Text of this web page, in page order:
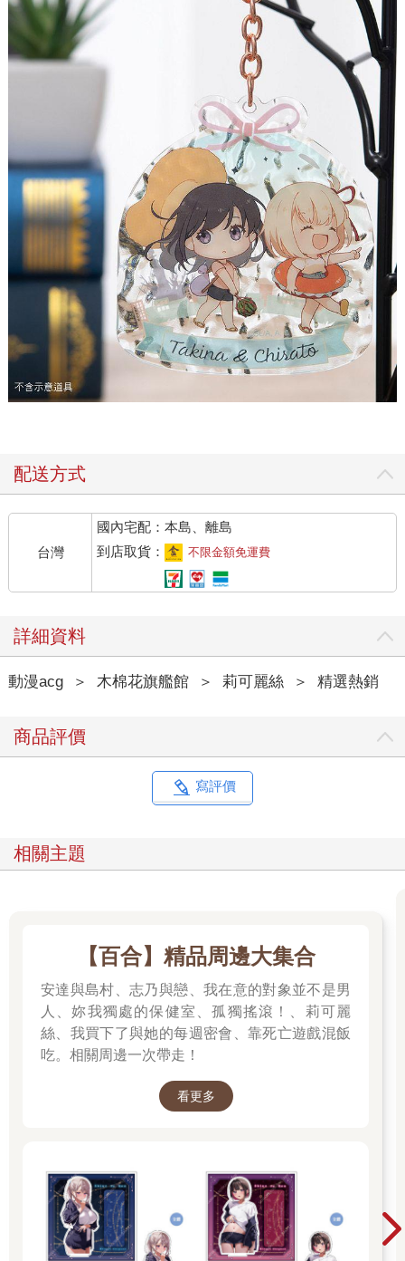
配送方式
台灣
國內宅配：本島、離島
到店取貨：
不限金額免運費
詳細資料
動漫acg ＞ 木棉花旗艦館 ＞ 莉可麗絲 ＞ 精選熱銷
商品評價
寫評價
相關主題
【百合】精品周邊大集合
安達與島村、志乃與戀、我在意的對象並不是男
人、妳我獨處的保健室、孤獨搖滾！、莉可麗
絲、我買下了與她的每週密會、靠死亡遊戲混飯
吃。相關周邊一次帶走！
看更多